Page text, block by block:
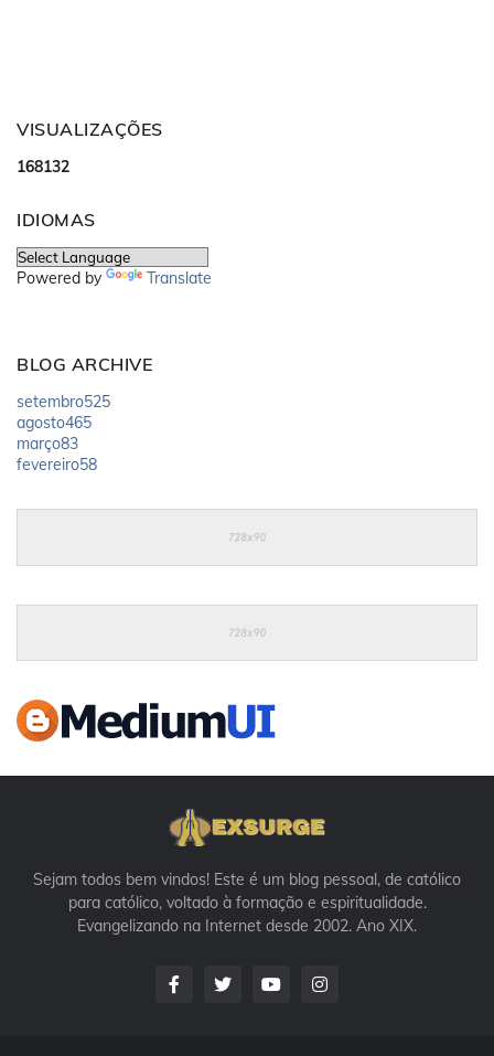
VISUALIZAÇÕES
168132
IDIOMAS
Powered by Translate
BLOG ARCHIVE
setembro525
agosto465
março83
fevereiro58
Sejam todos bem vindos! Este é um blog pessoal, de católico
para católico, voltado à formação e espiritualidade.
Evangelizando na Internet desde 2002. Ano XIX.